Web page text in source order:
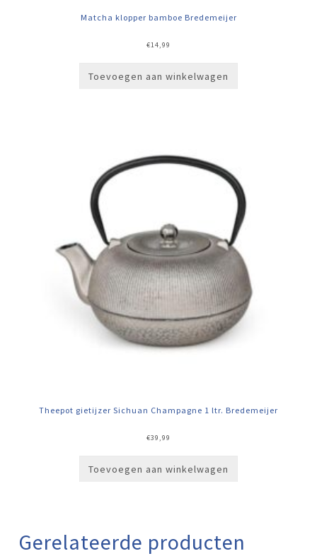
Matcha klopper bamboe Bredemeijer
€14,99
Toevoegen aan winkelwagen
Theepot gietijzer Sichuan Champagne 1 ltr. Bredemeijer
€39,99
Toevoegen aan winkelwagen
Gerelateerde producten